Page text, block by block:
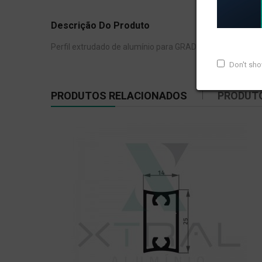
Don't
Descrição Do Produto
Perfil extrudado de alumínio para GRADIL E CORRIMÃO,
PRODUTOS RELACIONADOS